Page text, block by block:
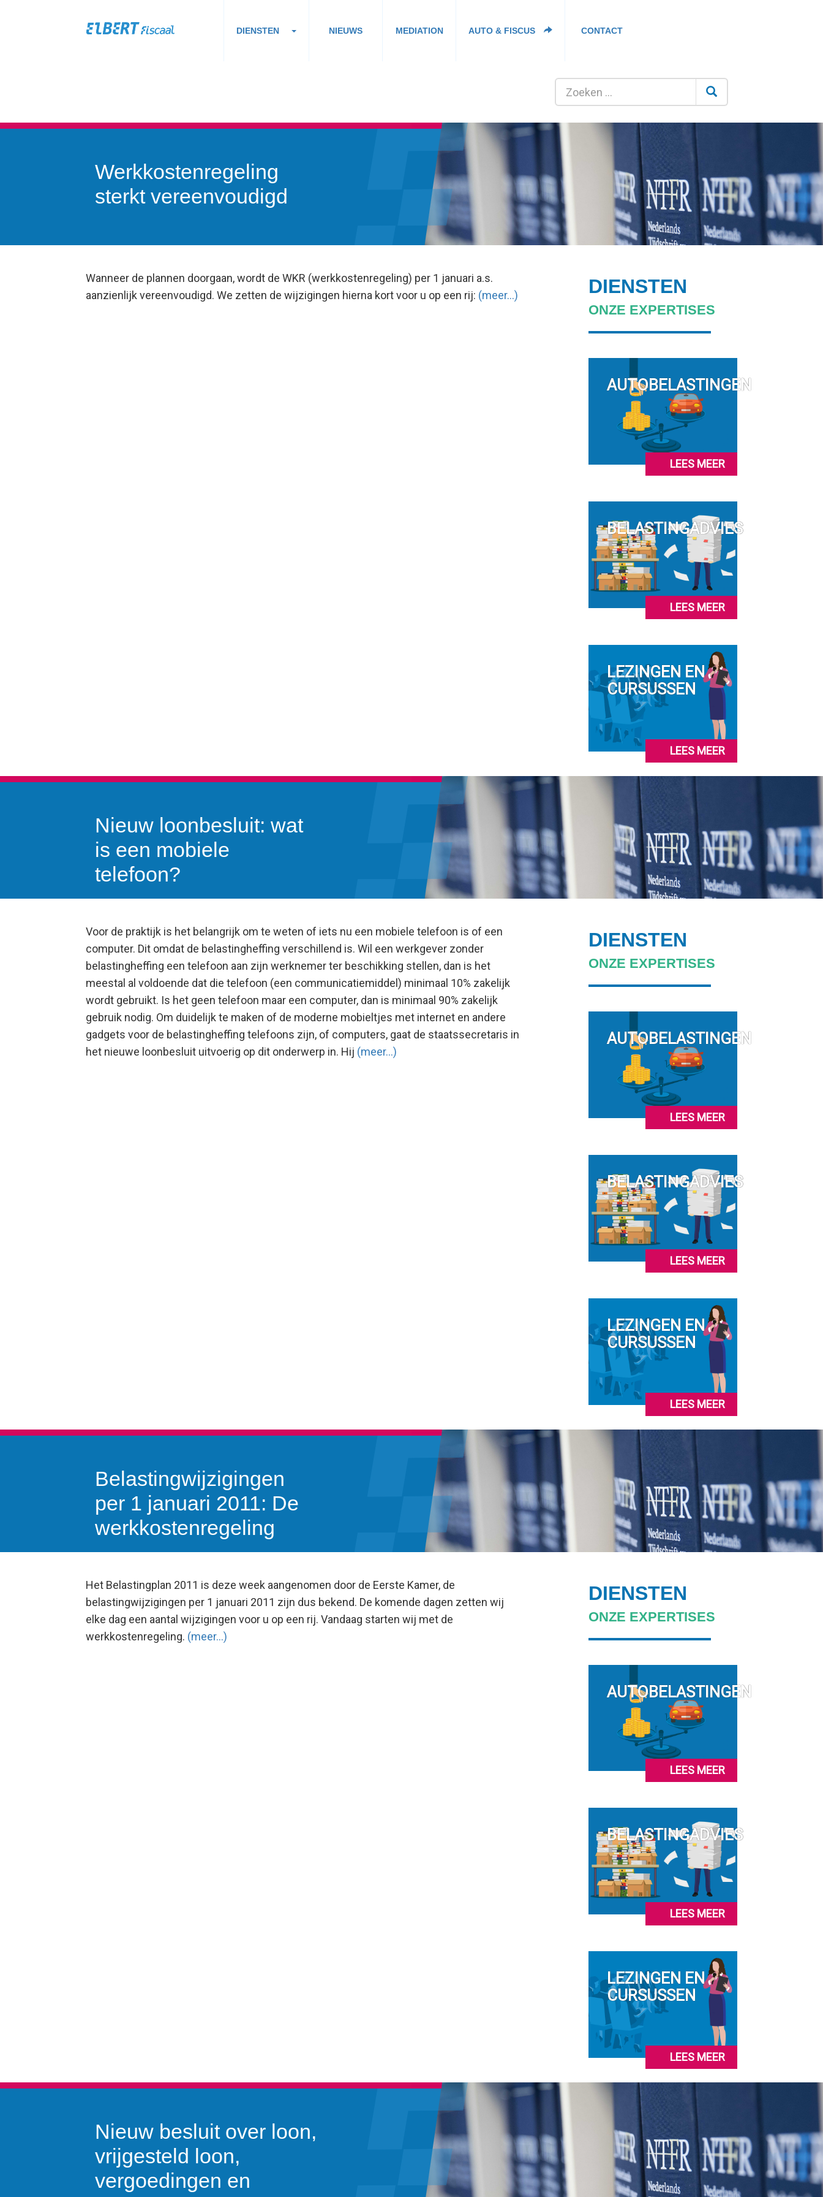
DIENSTEN NIEUWS MEDIATION AUTO & FISCUS CONTACT
Werkkostenregeling
sterkt vereenvoudigd
Wanneer de plannen doorgaan, wordt de WKR (werkkostenregeling) per 1 januari a.s.
aanzienlijk vereenvoudigd. We zetten de wijzigingen hierna kort voor u op een rij: (meer…) DIENSTEN
ONZE EXPERTISES
AUTOBELASTINGEN
LEES MEER
BELASTINGADVIES
LEES MEER
LEZINGEN EN
CURSUSSEN
LEES MEER
Nieuw loonbesluit: wat
is een mobiele
telefoon?
Voor de praktijk is het belangrijk om te weten of iets nu een mobiele telefoon is of een
computer. Dit omdat de belastingheffing verschillend is. Wil een werkgever zonder
belastingheffing een telefoon aan zijn werknemer ter beschikking stellen, dan is het
meestal al voldoende dat die telefoon (een communicatiemiddel) minimaal 10% zakelijk
wordt gebruikt. Is het geen telefoon maar een computer, dan is minimaal 90% zakelijk
gebruik nodig. Om duidelijk te maken of de moderne mobieltjes met internet en andere
gadgets voor de belastingheffing telefoons zijn, of computers, gaat de staatssecretaris in
het nieuwe loonbesluit uitvoerig op dit onderwerp in. Hij (meer…)
DIENSTEN
ONZE EXPERTISES
AUTOBELASTINGEN
LEES MEER
BELASTINGADVIES
LEES MEER
LEZINGEN EN
CURSUSSEN
LEES MEER
Belastingwijzigingen
per 1 januari 2011: De
werkkostenregeling
Het Belastingplan 2011 is deze week aangenomen door de Eerste Kamer, de
belastingwijzigingen per 1 januari 2011 zijn dus bekend. De komende dagen zetten wij
elke dag een aantal wijzigingen voor u op een rij. Vandaag starten wij met de
werkkostenregeling. (meer…)
DIENSTEN
ONZE EXPERTISES
AUTOBELASTINGEN
LEES MEER
BELASTINGADVIES
LEES MEER
LEZINGEN EN
CURSUSSEN
LEES MEER
Nieuw besluit over loon,
vrijgesteld loon,
vergoedingen en